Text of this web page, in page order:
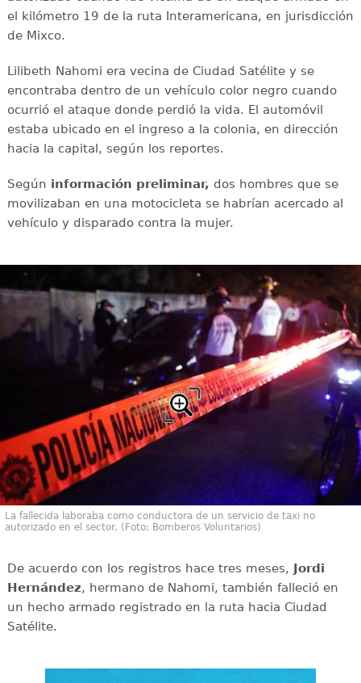
el kilómetro 19 de la ruta Interamericana, en jurisdicción
de Mixco.
Lilibeth Nahomi era vecina de Ciudad Satélite y se
encontraba dentro de un vehículo color negro cuando
ocurrió el ataque donde perdió la vida. El automóvil
estaba ubicado en el ingreso a la colonia, en dirección
hacia la capital, según los reportes.
Según información preliminar, dos hombres que se
movilizaban en una motocicleta se habrían acercado al
vehículo y disparado contra la mujer.
La fallecida laboraba como conductora de un servicio de taxi no
autorizado en el sector. (Foto: Bomberos Voluntarios)
De acuerdo con los registros hace tres meses, Jordi
Hernández, hermano de Nahomi, también falleció en
un hecho armado registrado en la ruta hacia Ciudad
Satélite.